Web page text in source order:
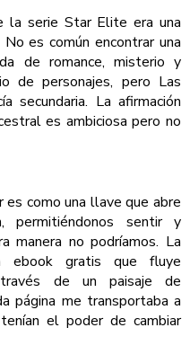
la serie Star Elite era una
es común encontrar una
de romance, misterio y
de personajes, pero Las
secundaria. La afirmación
es ambiciosa pero no
como una llave que abre
permitiéndonos sentir y
manera no podríamos. La
ebook gratis que fluye
de un paisaje de
página me transportaba a
el poder de cambiar